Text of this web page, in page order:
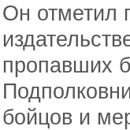
Он отметил
пропавших
бойцов и